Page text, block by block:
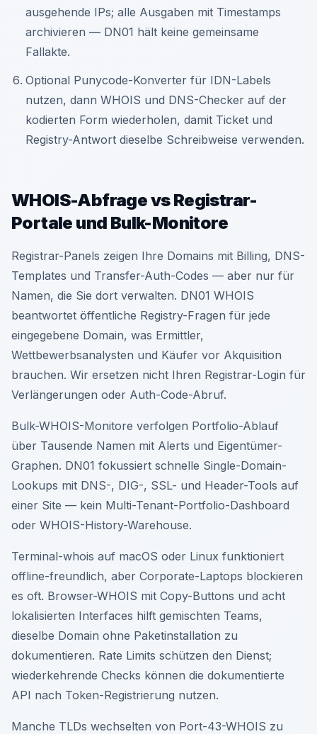
ausgehende IPs; alle Ausgaben mit Timestamps
archivieren — DN01 hält keine gemeinsame
Fallakte.
Optional Punycode-Konverter für IDN-Labels
nutzen, dann WHOIS und DNS-Checker auf der
kodierten Form wiederholen, damit Ticket und
Registry-Antwort dieselbe Schreibweise verwenden.
WHOIS-Abfrage vs Registrar-
Portale und Bulk-Monitore
Registrar-Panels zeigen Ihre Domains mit Billing, DNS-
Templates und Transfer-Auth-Codes — aber nur für
Namen, die Sie dort verwalten. DN01 WHOIS
beantwortet öffentliche Registry-Fragen für jede
eingegebene Domain, was Ermittler,
Wettbewerbsanalysten und Käufer vor Akquisition
brauchen. Wir ersetzen nicht Ihren Registrar-Login für
Verlängerungen oder Auth-Code-Abruf.
Bulk-WHOIS-Monitore verfolgen Portfolio-Ablauf
über Tausende Namen mit Alerts und Eigentümer-
Graphen. DN01 fokussiert schnelle Single-Domain-
Lookups mit DNS-, DIG-, SSL- und Header-Tools auf
einer Site — kein Multi-Tenant-Portfolio-Dashboard
oder WHOIS-History-Warehouse.
Terminal-whois auf macOS oder Linux funktioniert
offline-freundlich, aber Corporate-Laptops blockieren
es oft. Browser-WHOIS mit Copy-Buttons und acht
lokalisierten Interfaces hilft gemischten Teams,
dieselbe Domain ohne Paketinstallation zu
dokumentieren. Rate Limits schützen den Dienst;
wiederkehrende Checks können die dokumentierte
API nach Token-Registrierung nutzen.
Manche TLDs wechselten von Port-43-WHOIS zu